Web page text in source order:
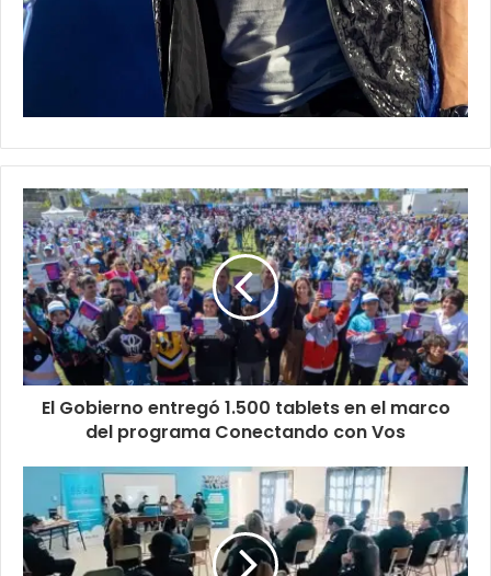
El Gobierno entregó 1.500 tablets en el marco
del programa Conectando con Vos